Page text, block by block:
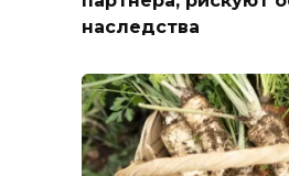
наследства